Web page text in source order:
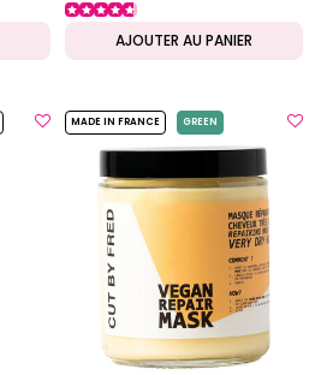
AJOUTER AU PANIER
MADE IN FRANCE GREEN